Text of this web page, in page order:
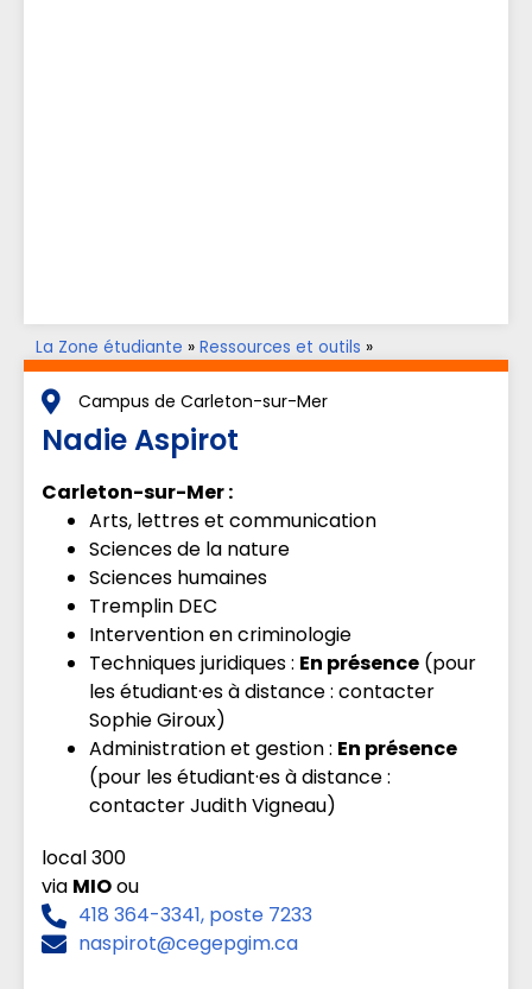
La Zone étudiante » Ressources et outils »
Accompagnement aux apprentissages»Parents aux
étudesCampus de Carleton-sur-Mer
Nadie Aspirot
Carleton-sur-Mer :
Arts, lettres et communication
Sciences de la nature
Sciences humaines
Tremplin DEC
Intervention en criminologie
Techniques juridiques : En présence (pour
les étudiant·es à distance : contacter
Sophie Giroux)
Administration et gestion : En présence
(pour les étudiant·es à distance :
contacter Judith Vigneau)
local 300
via MIOou
418 364-3341, poste 7233
naspirot@cegepgim.ca